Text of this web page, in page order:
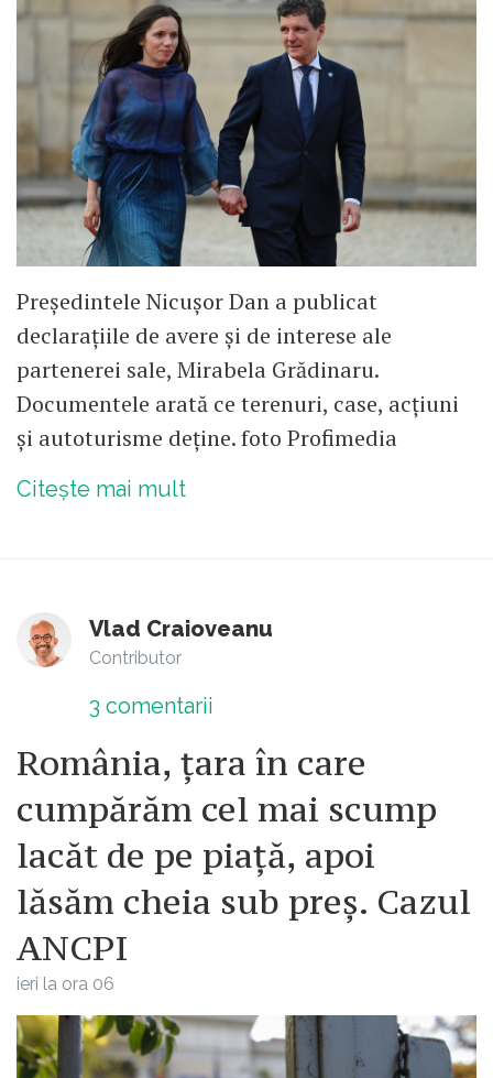
Președintele Nicușor Dan a publicat
declarațiile de avere și de interese ale
partenerei sale, Mirabela Grădinaru.
Documentele arată ce terenuri, case, acțiuni
și autoturisme deține. foto Profimedia
Citește mai mult
Vlad Craioveanu
Contributor
3 comentarii
România, țara în care
cumpărăm cel mai scump
lacăt de pe piață, apoi
lăsăm cheia sub preș. Cazul
ANCPI
ieri la ora 06